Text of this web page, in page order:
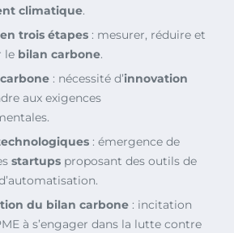
climatique.
trois étapes : mesurer, réduire et
le bilan carbone.
: nécessité d’innovation
aux exigences
: émergence de
startups proposant des outils de
du bilan carbone : incitation
à s’engager dans la lutte contre